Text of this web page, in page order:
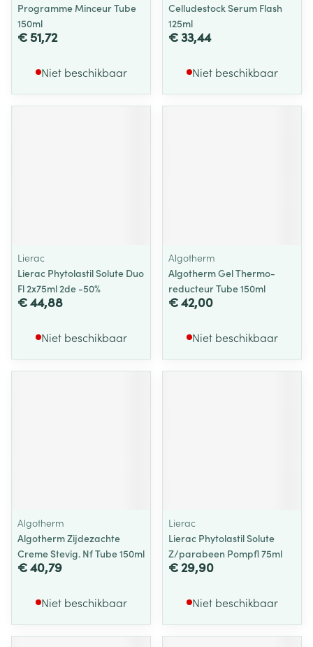
Programme Minceur Tube
150ml
€ 51,72
Niet beschikbaar
Celludestock Serum Flash
125ml
€ 33,44
Niet beschikbaar
Lierac
Lierac Phytolastil Solute Duo
Fl 2x75ml 2de -50%
€ 44,88
Niet beschikbaar
Algotherm
Algotherm Gel Thermo-
reducteur Tube 150ml
€ 42,00
Niet beschikbaar
Algotherm
Algotherm Zijdezachte
Creme Stevig. Nf Tube 150ml
€ 40,79
Niet beschikbaar
Lierac
Lierac Phytolastil Solute
Z/parabeen Pompfl 75ml
€ 29,90
Niet beschikbaar